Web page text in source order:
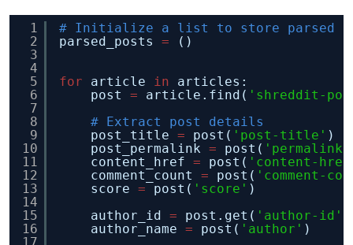
1
2
3
4
5
6
7
8
9
10
11
12
13
14
15
16
# Initialize a list to store parsed
parsed_posts = ()
for article in
articles:
post = article.find( 'shreddit-
# Extract post details
post_title = post( 'post-title' )
post_permalink = post( 'permalink'
content_href = post( 'content-
comment_count = post( 'comment-
score = post( 'score' )
author_id = post.get( 'author-id'
author_name = post( 'author' )